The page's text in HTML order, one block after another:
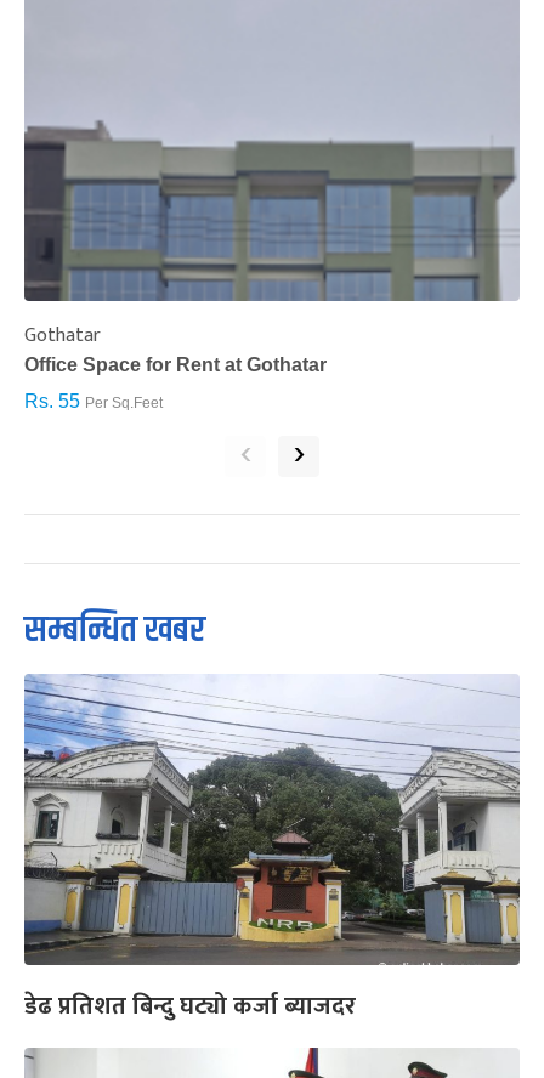
Gothatar
Office Space for Rent at Gothatar
Rs. 55 Per Sq.Feet
‹ ›
सम्बन्धित खबर
डेढ प्रतिशत बिन्दु घट्यो कर्जा ब्याजदर